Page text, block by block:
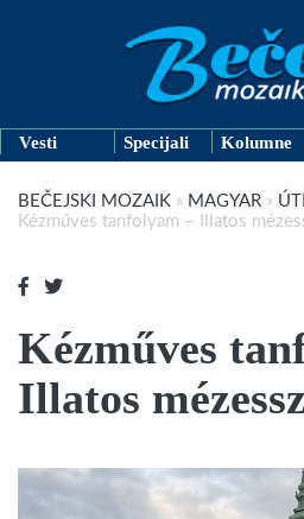
Vesti Specijali Kolumne
BEČEJSKI MOZAIK » MAGYAR »
Kézműves tanfolyam – Illatos
Kézműves
Illatos